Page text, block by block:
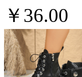
￥36.00